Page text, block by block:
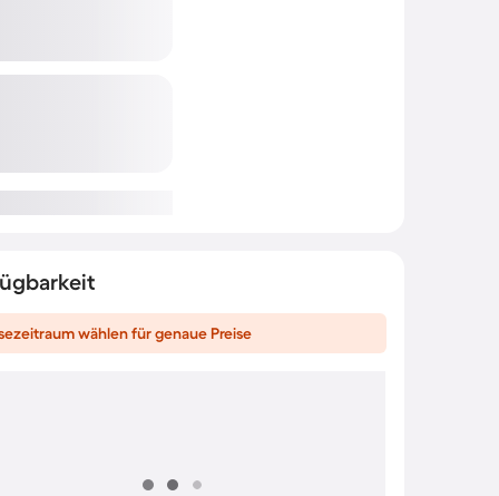
wählen für genaue Preise